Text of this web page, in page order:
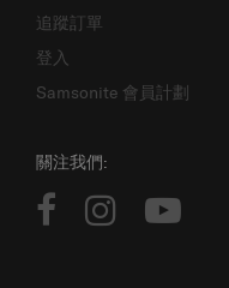
追蹤訂單
登入
Samsonite 會員計劃
關注我們: